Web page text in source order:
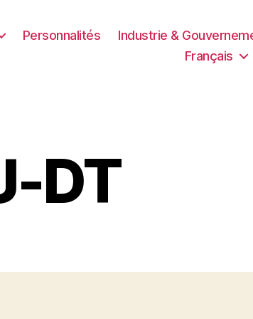
Personnalités Industrie &
Français
DT